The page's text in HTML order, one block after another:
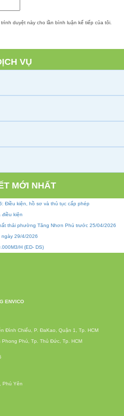
duyệt này cho lần bình luận kế tiếp của tôi.
VỤ
MỚI NHẤT
Điều kiện, hồ sơ và thủ tục cấp phép
điều kiện
thải phường Tăng Nhơn Phú trước 25/04/2026
29/4/2026
H (ED- DS)
ENVICO
Đình Chiểu, P. ĐaKao, Quận 1, Tp. HCM
Phú, Tp. Thủ Đức, Tp. HCM
Phú Yên